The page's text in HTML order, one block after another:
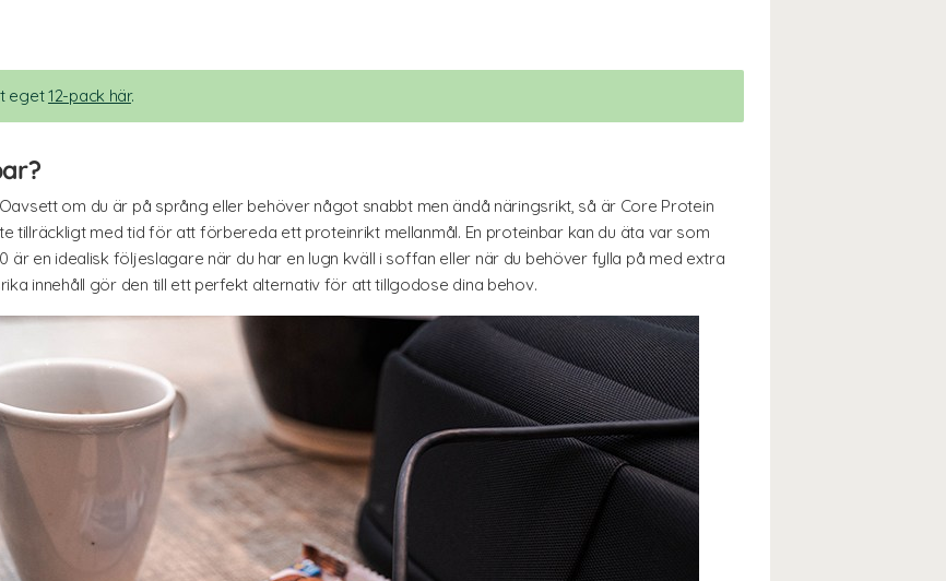
eget12-pack här.
om du är på språng eller behöver något snabbt men ändå näringsrikt, så är Core Protein
tillräckligt med tid för att förbereda ett proteinrikt mellanmål. En proteinbar kan du äta var som
är en idealisk följeslagare när du har en lugn kväll i soffan eller när du behöver fylla på med extra
innehåll gör den till ett perfekt alternativ för att tillgodose dina behov.